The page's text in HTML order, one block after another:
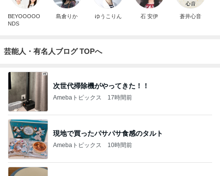
BEYOOOOO
NDS
島倉りか ゆうこりん 石 安伊 蒼井心音
芸能人・有名人ブログ TOPへ
次世代掃除機がやってきた！！
Amebaトピックス 17時間前
現地で買ったパサパサ食感のタルト
Amebaトピックス 10時間前